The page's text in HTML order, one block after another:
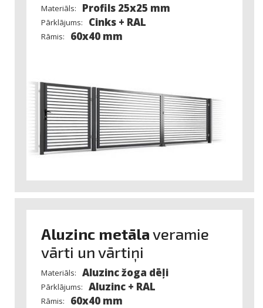
Materiāls: Profils 25x25 mm
Pārklājums: Cinks + RAL
Rāmis: 60x40 mm
Aluzinc metālaveramie
vārti un vārtiņi
Materiāls: Aluzinc žoga dēļi
Pārklājums: Aluzinc + RAL
Rāmis: 60x40 mm